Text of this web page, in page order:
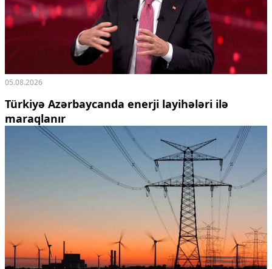
05.08.2026
Türkiyə Azərbaycanda enerji layihələri ilə
maraqlanır